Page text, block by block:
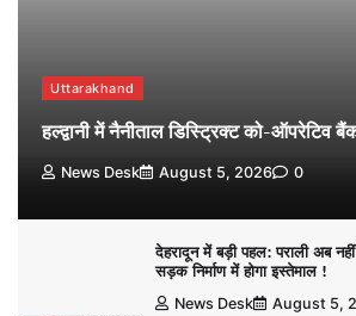
Uttarakhand
हल्द्वानी में नैनीताल डिस्ट्रिक्ट को-ऑपरेटिव
News Desk August 5, 2026 0
देहरादून में बड़ी पहल: पराली अब
सड़क निर्माण में होगा इस्तेमाल !
News Desk August 5,